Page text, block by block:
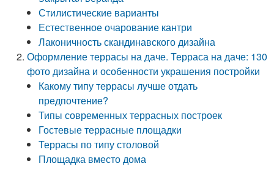
Стилистические варианты
Естественное очарование кантри
Лаконичность скандинавского дизайна
Оформление террасы на даче. Терраса на даче: 130
фото дизайна и особенности украшения постройки
Какому типу террасы лучше отдать
предпочтение?
Типы современных террасных построек
Гостевые террасные площадки
Террасы по типу столовой
Площадка вместо дома